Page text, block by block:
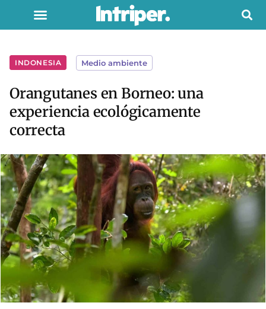
INDONESIA Medio ambiente
Orangutanes en Borneo: una
experiencia ecológicamente
correcta